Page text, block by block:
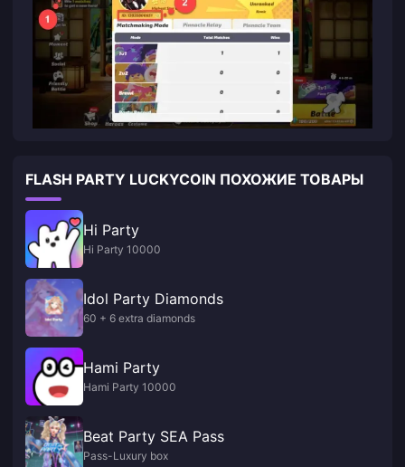
FLASH PARTY LUCKYCOIN ПОХОЖИЕ ТОВАРЫ
Hi Party
Hi Party 10000
Idol Party Diamonds
60 + 6 extra diamonds
Hami Party
Hami Party 10000
Beat Party SEA Pass
Pass-Luxury box